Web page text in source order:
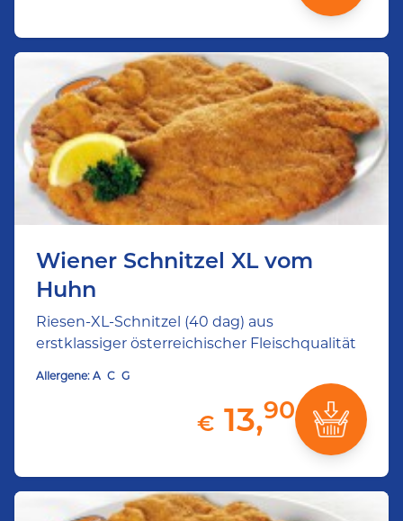
Wiener Schnitzel XL vom
Huhn
Riesen-XL-Schnitzel (40 dag) aus
erstklassiger österreichischer Fleischqualität
Allergene: A C G
€ 13,90